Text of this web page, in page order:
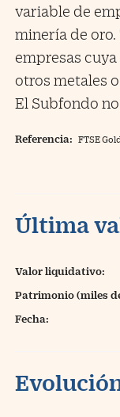
variable de
minería de
empresas
otros metales
El Subfondo
Referencia: FTSE
Última
Valor liquidativo:
Patrimonio (miles
Fecha: